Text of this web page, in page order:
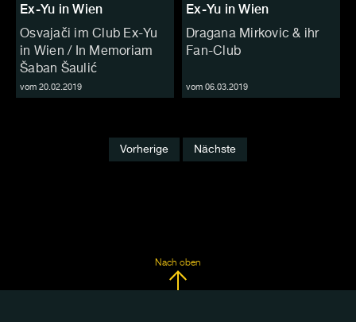
Ex-Yu in Wien
Osvajači im Club Ex-Yu
in Wien / In Memoriam
Šaban Šaulić
vom 20.02.2019
Ex-Yu in Wien
Dragana Mirkovic & ihr
Fan-Club
vom 06.03.2019
Vorherige Nächste
Nach oben